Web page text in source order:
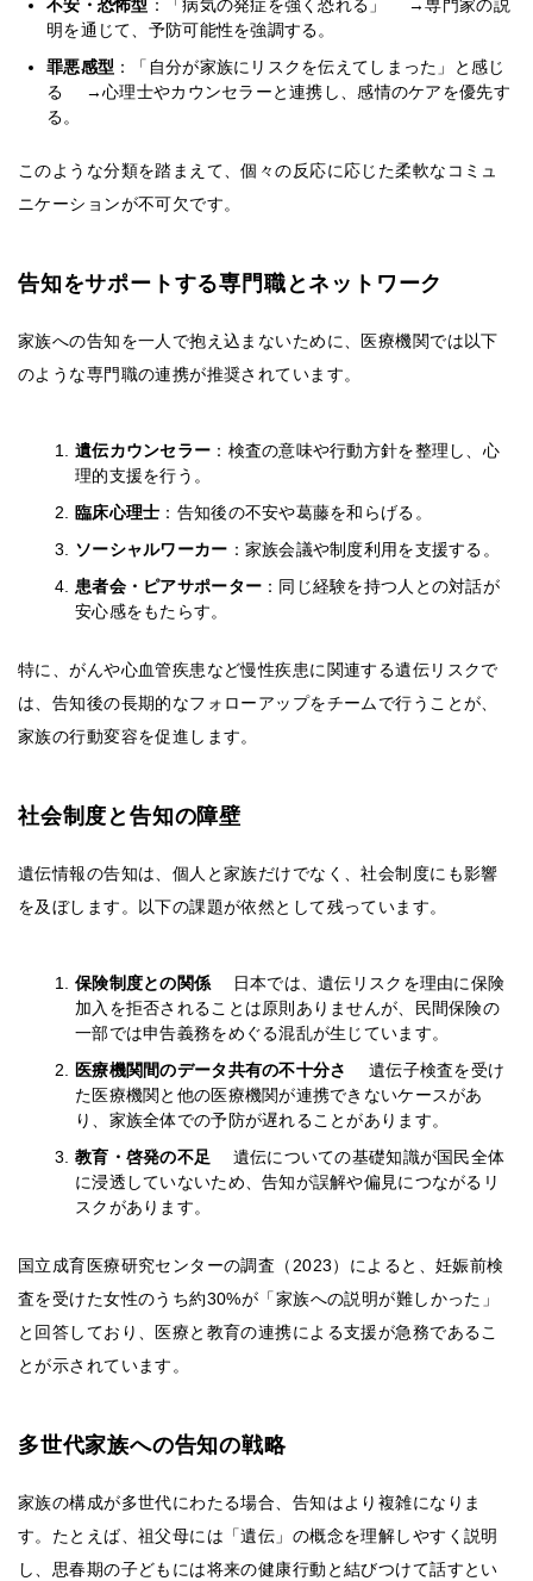
不安・恐怖型 ：「病気の発症を強く恐れる」 →専門家の説
明を通じて、予防可能性を強調する。
罪悪感型 ：「自分が家族にリスクを伝えてしまった」と感じ
る →心理士やカウンセラーと連携し、感情のケアを優先す
る。
このような分類を踏まえて、個々の反応に応じた柔軟なコミュ
ニケーションが不可欠です。
告知をサポートする専門職とネットワーク
家族への告知を一人で抱え込まないために、医療機関では以下
のような専門職の連携が推奨されています。
遺伝カウンセラー ：検査の意味や行動方針を整理し、心
理的支援を行う。
臨床心理士 ：告知後の不安や葛藤を和らげる。
ソーシャルワーカー ：家族会議や制度利用を支援する。
患者会・ピアサポーター ：同じ経験を持つ人との対話が
安心感をもたらす。
特に、がんや心血管疾患など慢性疾患に関連する遺伝リスクで
は、告知後の長期的なフォローアップをチームで行うことが、
家族の行動変容を促進します。
社会制度と告知の障壁
遺伝情報の告知は、個人と家族だけでなく、社会制度にも影響
を及ぼします。以下の課題が依然として残っています。
保険制度との関係
日本では、遺伝リスクを理由に保険
加入を拒否されることは原則ありませんが、民間保険の
一部では申告義務をめぐる混乱が生じています。
医療機関間のデータ共有の不十分さ
遺伝子検査を受け
た医療機関と他の医療機関が連携できないケースがあ
り、家族全体での予防が遅れることがあります。
教育・啓発の不足
遺伝についての基礎知識が国民全体
に浸透していないため、告知が誤解や偏見につながるリ
スクがあります。
国立成育医療研究センターの調査（2023）によると、妊娠前検
査を受けた女性のうち約30%が「家族への説明が難しかった」
と回答しており、医療と教育の連携による支援が急務であるこ
とが示されています。
多世代家族への告知の戦略
家族の構成が多世代にわたる場合、告知はより複雑になりま
す。たとえば、祖父母には「遺伝」の概念を理解しやすく説明
し、思春期の子どもには将来の健康行動と結びつけて話すとい